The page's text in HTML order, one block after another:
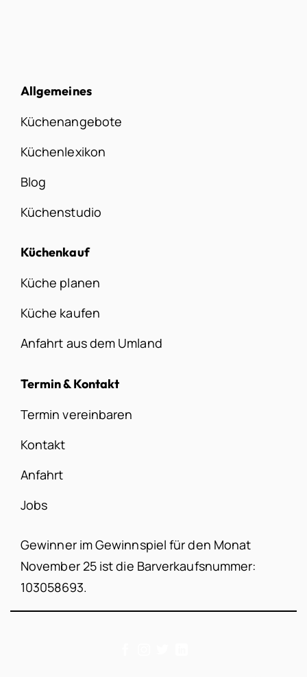
Allgemeines
Küchenangebote
Küchenlexikon
Blog
Küchenstudio
Küchenkauf
Küche planen
Küche kaufen
Anfahrt aus dem Umland
Termin & Kontakt
Termin vereinbaren
Kontakt
Anfahrt
Jobs
Gewinner im Gewinnspiel für den Monat
November 25 ist die Barverkaufsnummer:
103058693.